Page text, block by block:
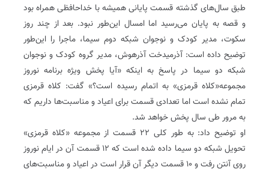
طبق سال‌های گذشته قسمت پایانی همیشه با خداحافظی همراه بود
و قصه به پایان می‌رسید اما امسال این‌طور نبود. بعد از چند روز
سکوت، مدیر کودک و نوجوان شبکه دوم سیما، ماجرا را این‌طور
توضیح داده است: آذرمیدخت آذرهوش، مدیر گروه کودک و نوجوان
شبکه دو سیما در پاسخ به اینکه «آیا پخش ویژه برنامه نوروز
مجموعه«کلاه قرمزی» به اتمام رسیده است؟» گفت: کلاه قرمزی
تمام نشده است اما تعدادی قسمت برای اعیاد و مناسبت‌ها داریم که
به مرور طی سال پخش خواهد شد.
او توضیح داد: به طور کلی ۲۲ قسمت از مجموعه «کلاه قرمزی»
تحویل شبکه دو سیما داده شده است که ۱۲ قسمت آن در ایام نوروز
روی آنتن رفت و ۱۰ قسمت دیگر آن قرار است در اعیاد و مناسبت‌های